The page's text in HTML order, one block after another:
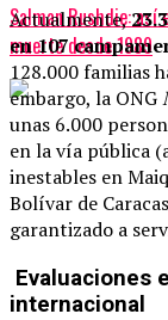
Salman Rushdie: así
muerte desde 1989
Actualmente,
en 107
128.000 familias
embargo, la ONG
unas 6.000
en la vía pública
inestables en
Bolívar de
garantizado a
Evaluaciones
internacional